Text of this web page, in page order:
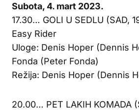
Subota, 4. mart 2023.
17.30… GOLI U SEDLU (SAD,
Easy Rider
Uloge: Denis Hoper (Dennis
Fonda (Peter Fonda)
Režija: Denis Hoper (Dennis
20.00… PET LAKIH KOMADA